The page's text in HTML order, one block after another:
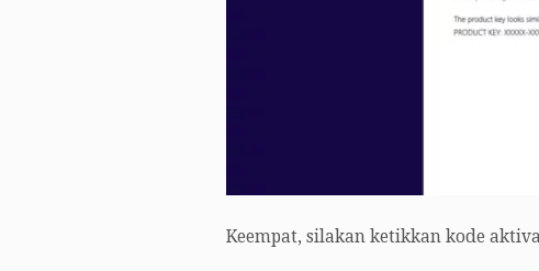
Keempat, silakan ketikkan kode